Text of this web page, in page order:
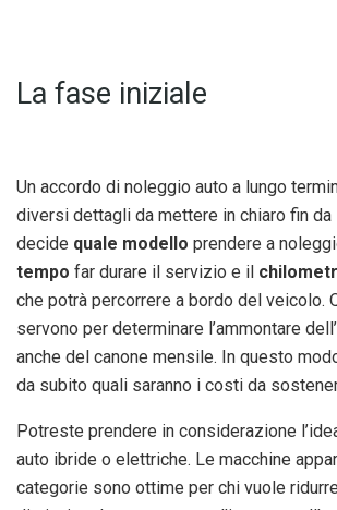
La fase iniziale
Un accordo di noleggio auto a lungo
diversi dettagli da mettere in chiaro fin
decide quale modello prendere a
tempo far durare il servizio e il
che potrà percorrere a bordo del veicolo.
servono per determinare l’ammontare
anche del canone mensile. In questo
da subito quali saranno i costi da
Potreste prendere in considerazione
auto ibride o elettriche. Le macchine
categorie sono ottime per chi vuole